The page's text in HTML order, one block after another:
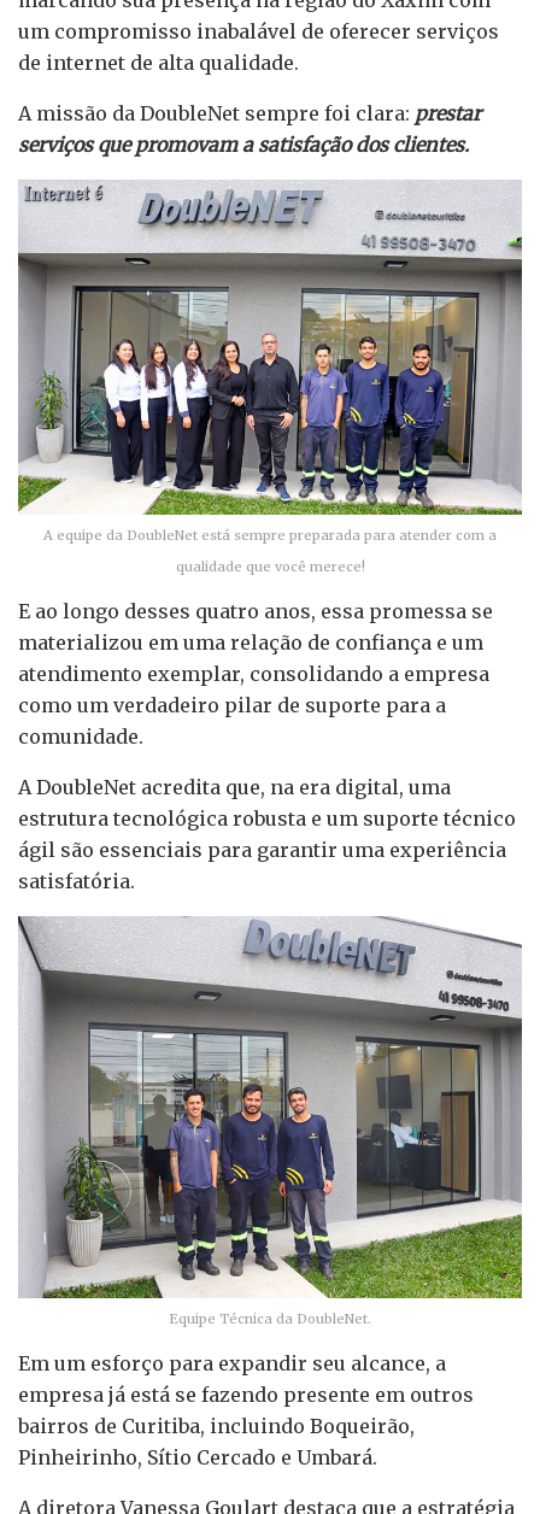
um compromisso inabalável de oferecer serviços
de internet de alta qualidade.
A missão da DoubleNet sempre foi clara: prestar
serviços que promovam a satisfação dos clientes.
A equipe da DoubleNet está sempre preparada para atender com a
qualidade que você merece!
E ao longo desses quatro anos, essa promessa se
materializou em uma relação de confiança e um
atendimento exemplar, consolidando a empresa
como um verdadeiro pilar de suporte para a
comunidade.
A DoubleNet acredita que, na era digital, uma
estrutura tecnológica robusta e um suporte técnico
ágil são essenciais para garantir uma experiência
satisfatória.
Equipe Técnica da DoubleNet.
Em um esforço para expandir seu alcance, a
empresa já está se fazendo presente em outros
bairros de Curitiba, incluindo Boqueirão,
Pinheirinho, Sítio Cercado e Umbará.
A diretora Vanessa Goulart destaca que a estratégia